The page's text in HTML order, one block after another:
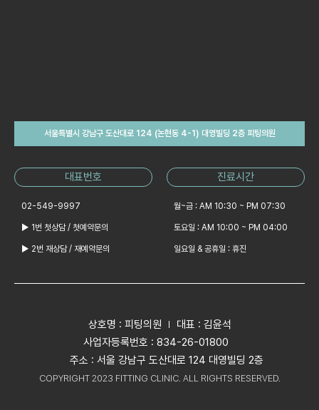
서울특별시 강남구 도산대로 124 (논현동 4-1) 대영빌딩 2층 피팅의원
대표번호
02-549-9997
▶ 1번 첫상담 / 첫예약문의
▶ 2번 재상담 / 재예약문의
진료시간
월~금 : AM 10:30 ~ PM 07:30
토요일 : AM 10:00 ~ PM 04:00
일요일 & 공휴일 : 휴진
상호명 : 피팅의원
대표 : 김윤석
사업자등록번호 : 834-26-01800
주소 : 서울 강남구 도산대로 124 대영빌딩 2층
COPYRIGHT 2023 FITTING CLINIC. ALL RIGHTS RESERVED.